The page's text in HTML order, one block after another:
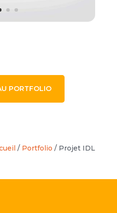
PORTFOLIO
/ Portfolio / Projet IDL